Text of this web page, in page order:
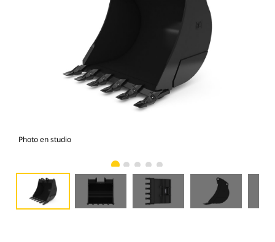
Photo en studio